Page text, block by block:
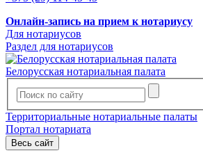
Онлайн-запись на прием к нотариусу
Для нотариусов
Раздел для нотариусов
Белорусская нотариальная палата
Территориальные нотариальные палаты
Портал нотариата
Весь сайт